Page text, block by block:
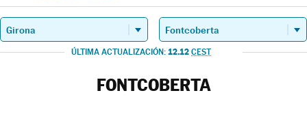
ÚLTIMA ACTUALIZACIÓN: 12.12 CEST
FONTCOBERTA